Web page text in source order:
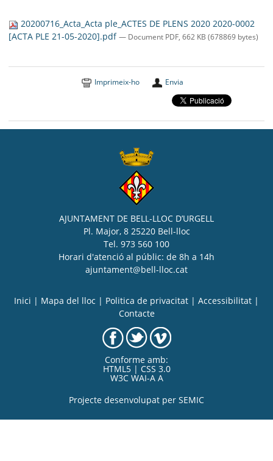
20200716_Acta_Acta ple_ACTES DE PLENS 2020 2020-0002
[ACTA PLE 21-05-2020].pdf— Document PDF, 662 KB (678869 bytes)
Imprimeix-ho Envia
AJUNTAMENT DE BELL-LLOC D’URGELL
Pl. Major, 8 25220 Bell-lloc
Tel. 973 560 100
Horari d'atenció al públic: de 8h a 14h
ajuntament@bell-lloc.cat
Inici | Mapa del lloc | Politica de privacitat | Accessibilitat |
Contacte
Conforme amb:
HTML5 | CSS 3.0
W3C WAI-A A
Projecte desenvolupat per SEMIC